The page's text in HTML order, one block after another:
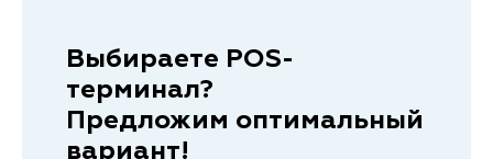
Выбираете POS-
терминал?
Предложим оптимальный
вариант!